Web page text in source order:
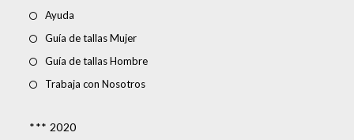
Ayuda
Guía de tallas Mujer
Guía de tallas Hombre
Trabaja con Nosotros
*** 2020